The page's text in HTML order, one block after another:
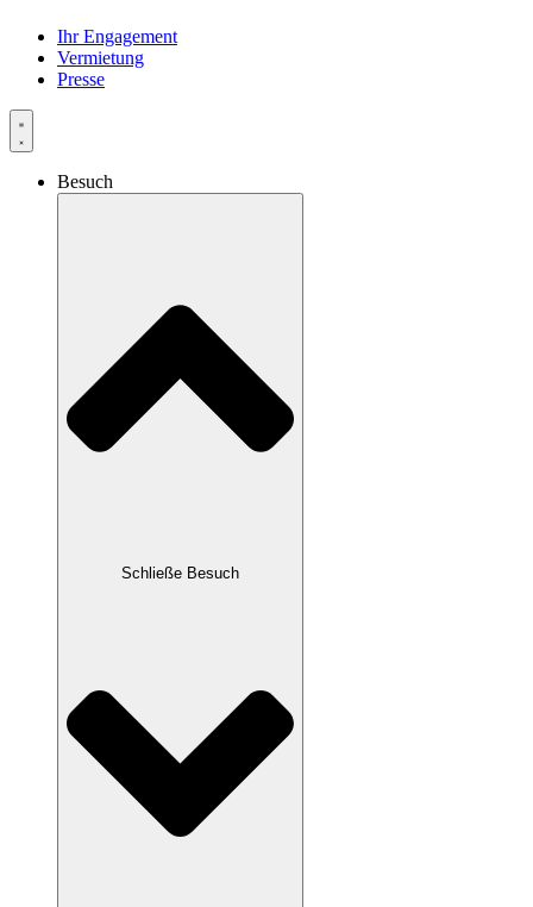
Ihr Engagement
Vermietung
Presse
Besuch
Schließe Besuch